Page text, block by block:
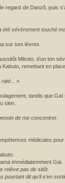
regard de Danzô, puis
été sévèrement touché
sur ses lèvres.
Mikoto, d’un ton
Kabuto, remettant en
»
tandis que
sien.
de me concentrer.
médicales
immédiatemment Gai.
relève pas de sitôt.
pourtant dit qu’il s’en